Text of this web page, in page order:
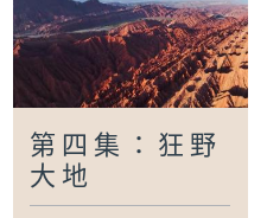
第四集：狂野
大地